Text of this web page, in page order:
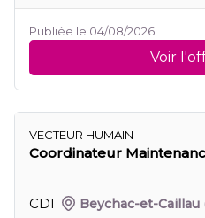
Publiée le 04/08/2026
Voir
VECTEUR HUMAIN
Coordinateur
CDI Beychac-et-Caillau